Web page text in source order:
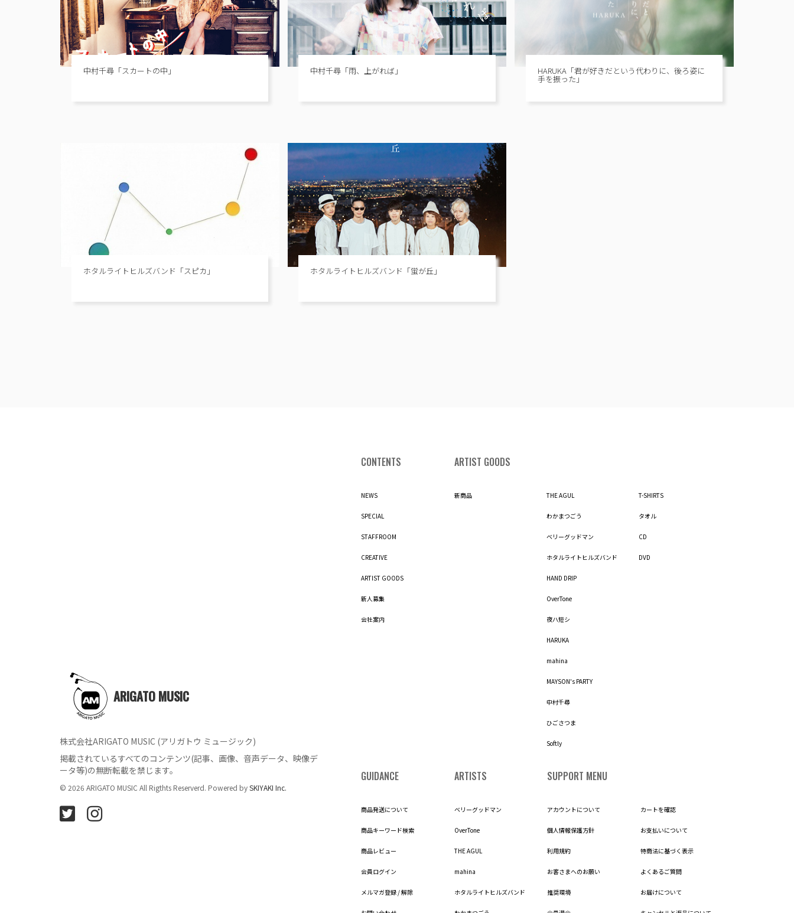
中村千尋「スカートの中」 中村千尋「雨、上がれば」 HARUKA「君が好きだという代わりに、後ろ姿に
手を振った」
ホタルライトヒルズバンド「スピカ」 ホタルライトヒルズバンド「蛍が丘」
ARIGATO MUSIC
株式会社ARIGATO MUSIC (アリガトウ ミュージック)
掲載されているすべてのコンテンツ(記事、画像、音声データ、映像デ
ータ等)の無断転載を禁じます。
© 2026 ARIGATO MUSIC All Rigthts Reserverd. Powered bySKIYAKI Inc.
CONTENTS
NEWS
SPECIAL
STAFFROOM
CREATIVE
ARTIST GOODS
新人募集
会社案内
ARTIST GOODS
新商品 THE AGUL
わかまつごう
ベリーグッドマン
ホタルライトヒルズバンド
HAND DRIP
OverTone
夜ハ短シ
HARUKA
mahina
MAYSON's PARTY
中村千尋
ひごさつま
Softly
T-SHIRTS
タオル
CD
DVD
GUIDANCE
商品発送について
商品キーワード検索
商品レビュー
会員ログイン
メルマガ登録 / 解除
ARTISTS
ベリーグッドマン
OverTone
THE AGUL
mahina
ホタルライトヒルズバンド
SUPPORT MENU
アカウントについて
個人情報保護方針
利用規約
お客さまへのお願い
推奨環境
カートを確認
お支払いについて
特商法に基づく表示
よくあるご質問
お届けについて